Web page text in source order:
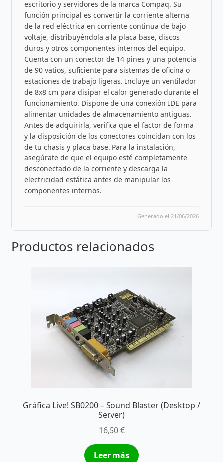
escritorio y servidores de la marca Compaq. Su
función principal es convertir la corriente alterna
de la red eléctrica en corriente continua de bajo
voltaje, distribuyéndola a la placa base, discos
duros y otros componentes internos del equipo.
Cuenta con un conector de 14 pines y una potencia
de 90 vatios, suficiente para sistemas de oficina o
estaciones de trabajo ligeras. Incluye un ventilador
de 8x8 cm para disipar el calor generado durante el
funcionamiento. Dispone de una conexión IDE para
alimentar unidades de almacenamiento antiguas.
Antes de adquirirla, verifica que el factor de forma
y la disposición de los conectores coincidan con los
de tu chasis y placa base. Para la instalación,
asegúrate de que el equipo esté completamente
desconectado de la corriente y descarga la
electricidad estática antes de manipular los
componentes internos.
Generado el 21/06/2026
Productos relacionados
Gráfica Live! SB0200 – Sound Blaster (Desktop /
Server)
16,50€
Leer más